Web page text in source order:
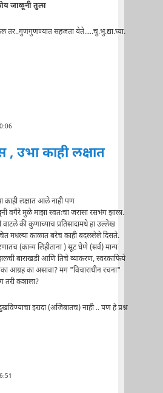
जाळूनी तुला
तर..गुणगुणण्यात सहजता येते.....चु.भु.द्या.घ्या.
, उभा काही लक्षात
काही लक्षात आले नाही पण
नी वगैरे मुळे माझा स्वतःचा जरासा रसभंग झाला.
वाटले की कुणाच्याच प्रतिसादामधे हा उल्लेख
मधल्या काळात बरेच काही बदललेले दिसते.
(काव्य लिहीताना ) सूट घेणे (सर्व) मान्य
बाराखडी आणि तिचे व्याकरण, स्वरकाफिये
आग्रह का असावा? मग "विचाराधीन रचना"
तरी कशाला?
इरादा (अजिबातच) नाही .. पण हे प्रश्न